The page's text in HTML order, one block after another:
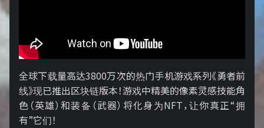
全球下载量高达3800万次的热门手机游戏系列《勇者前
线》现已推出区块链版本！游戏中精美的像素灵感技能角
色（英雄）和装备（武器）将化身为NFT，让你真正“拥
有”它们！